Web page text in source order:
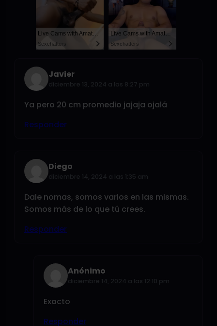
Live Cams with Amateur Men
Sexchatters
Live Cams with Amateur Men
Sexchatters
Javier
diciembre 13, 2024 a las 8:27 pm
Ya pero 20 cm promedio jajaja ojalá
Responder
Diego
diciembre 14, 2024 a las 1:35 am
Dale nomas, somos varios en las mismas.
Somos más de lo que tú crees.
Responder
Anónimo
diciembre 14, 2024 a las 12:10 pm
Exacto
Responder